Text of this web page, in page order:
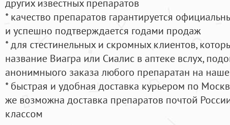
других известных препаратов
* качество препаратов гарантируется
и успешно подтверждается годами продаж
* для стестинельных и скромных клиентов,
название Виагра или Сиалис в аптеке вслух,
анонимныого заказа любого препаратан на
* быстрая и удобная доставка курьером по
же возможна доставка препаратов почтой
классом